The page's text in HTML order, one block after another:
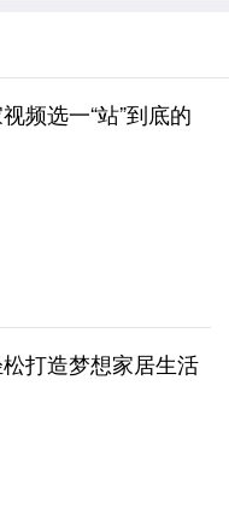
频选一“站”到底的
打造梦想家居生活